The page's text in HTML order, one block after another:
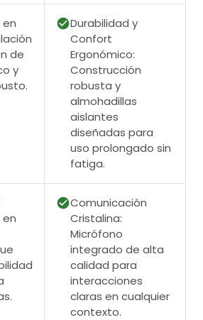
de
y
Durabilidad y
Confort
Ergonómico:
Construcción
robusta y
almohadillas
aislantes
diseñadas para
uso prolongado sin
fatiga.
Comunicación
Cristalina:
Micrófono
integrado de alta
calidad para
interacciones
claras en cualquier
contexto.